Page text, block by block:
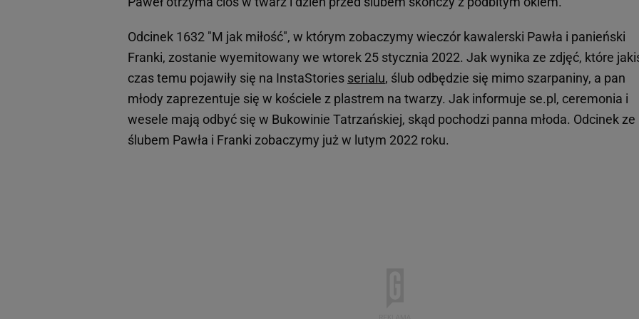
Odcinek 1632 "M jak miłość", w którym zobaczymy wieczór kawalerski Pawła i panieński
Franki, zostanie wyemitowany we wtorek 25 stycznia 2022. Jak wynika ze zdjęć, które
czas temu pojawiły się na InstaStories serialu, ślub odbędzie się mimo szarpaniny, a pan
młody zaprezentuje się w kościele z plastrem na twarzy. Jak informuje se.pl, ceremonia i
wesele mają odbyć się w Bukowinie Tatrzańskiej, skąd pochodzi panna młoda. Odcinek ze
ślubem Pawła i Franki zobaczymy już w lutym 2022 roku.